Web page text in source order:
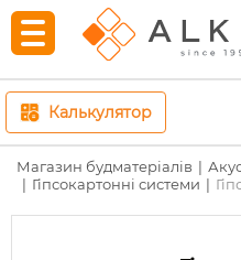
Калькулятор
Магазин будматеріалів
Гіпсокартонні системи